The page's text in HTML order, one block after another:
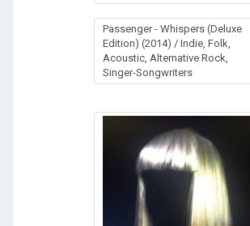
Passenger - Whispers (Deluxe
Edition) (2014) / Indie, Folk,
Acoustic, Alternative Rock,
Singer-Songwriters